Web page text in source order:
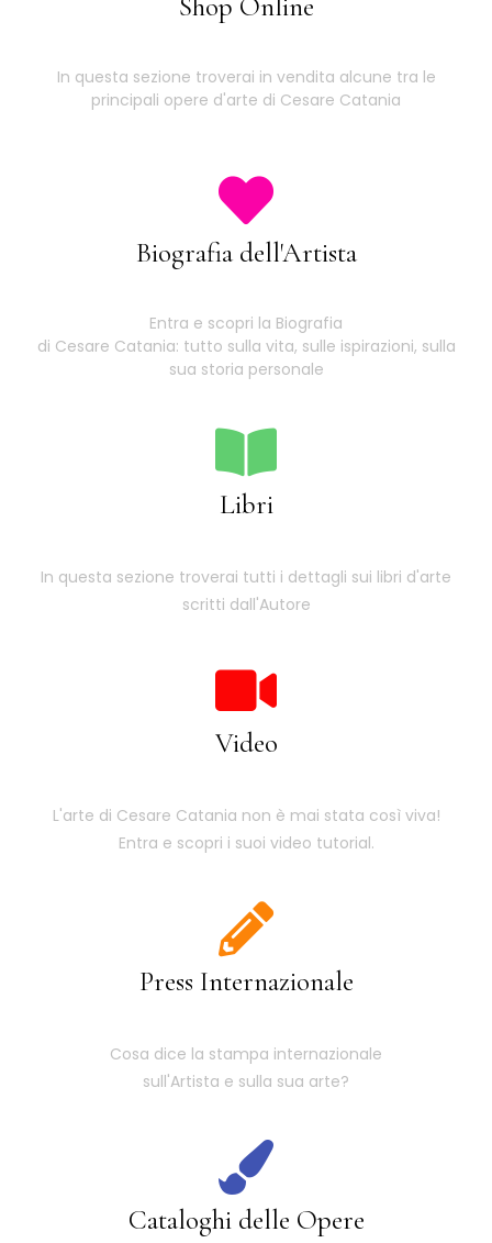
Shop Online
In questa sezione troverai in vendita alcune tra le
principali opere d'arte di Cesare Catania
Biografia dell'Artista
Entra e scopri la Biografia
di Cesare Catania: tutto sulla vita, sulle ispirazioni, sulla
sua storia personale
Libri
In questa sezione troverai tutti i dettagli sui libri d'arte
scritti dall'Autore
Video
L'arte di Cesare Catania non è mai stata così viva!
Entra e scopri i suoi video tutorial.
Press Internazionale
Cosa dice la stampa internazionale
sull'Artista e sulla sua arte?
Cataloghi delle Opere